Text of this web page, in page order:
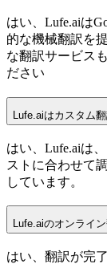
はい、Lufe.aiは
的な機械翻訳を
な翻訳サービス
ださい
Lufe.aiはカスタム
はい、Lufe.aiは
ストに合わせて
しています。
Lufe.aiのオンライ
はい、翻訳が完